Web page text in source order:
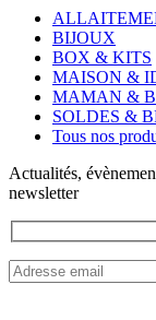
BIJOUX
BOX & KITS
MAISON &
MAMAN &
SOLDES &
Tous nos
Actualités,
newsletter